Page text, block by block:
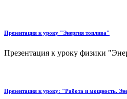
Презентация к уроку "Энергия топлива"
Презентация к уроку физики
Презентация к уроку: "Работа и мощность.